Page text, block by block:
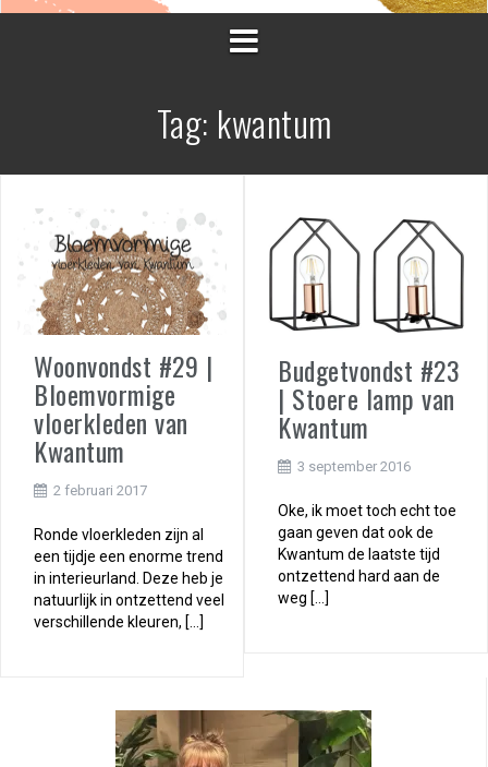
Tag: kwantum
Woonvondst #29 |
Bloemvormige
vloerkleden van
Kwantum
2 februari 2017
Ronde vloerkleden zijn al
een tijdje een enorme trend
in interieurland. Deze heb je
natuurlijk in ontzettend veel
verschillende kleuren, […]
Budgetvondst #23
| Stoere lamp van
Kwantum
3 september 2016
Oke, ik moet toch echt toe
gaan geven dat ook de
Kwantum de laatste tijd
ontzettend hard aan de
weg […]